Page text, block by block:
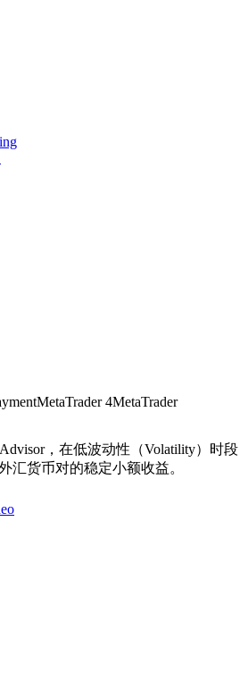
MetaTrader 4MetaTrader
，在低波动性（Volatility）时段
汇货币对的稳定小额收益。